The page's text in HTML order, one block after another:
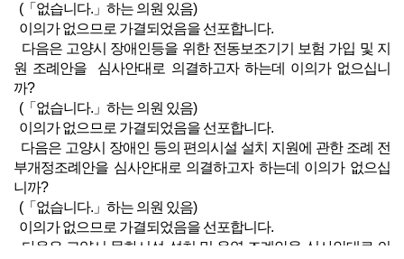
(「없습니다.」하는 의원 있음)
이의가 없으므로 가결되었음을 선포합니다.
다음은 고양시 장애인등을 위한 전동보조기기 보험 가입 및 지
원 조례안을 심사안대로 의결하고자 하는데 이의가 없으십니
까?
(「없습니다.」하는 의원 있음)
이의가 없으므로 가결되었음을 선포합니다.
다음은 고양시 장애인 등의 편의시설 설치 지원에 관한 조례 전
부개정조례안을 심사안대로 의결하고자 하는데 이의가 없으십
니까?
(「없습니다.」하는 의원 있음)
이의가 없으므로 가결되었음을 선포합니다.
다음은 고양시 문화시설 설치 및 운영 조례안을 심사안대로 의